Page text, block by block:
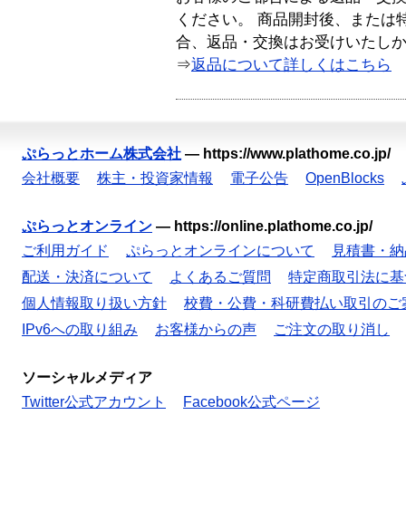
ください。 商品開封後、または
合、返品・交換はお受けいたし
⇒返品について詳しくはこちら
ぷらっとホーム株式会社 — https://www.plathome.co.jp/
会社概要
株主・投資家情報 電子公告 OpenBlocks
ぷらっとオンライン — https://online.plathome.co.jp/
ご利用ガイド
ぷらっとオンラインについて
見積書・
配送・決済について
よくあるご質問
特定商取引法に
個人情報取り扱い方針
校費・公費・科研費払い取引のご
IPv6への取り組み
お客様からの声 ご注文の取り消し
ソーシャルメディア
Twitter公式アカウント
Facebook公式ページ